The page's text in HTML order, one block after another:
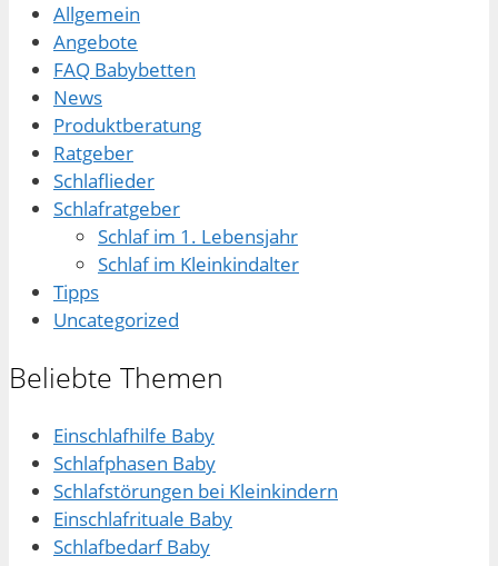
Allgemein
Angebote
FAQ Babybetten
News
Produktberatung
Ratgeber
Schlaflieder
Schlafratgeber
Schlaf im 1. Lebensjahr
Schlaf im Kleinkindalter
Tipps
Uncategorized
Beliebte Themen
Einschlafhilfe Baby
Schlafphasen Baby
Schlafstörungen bei Kleinkindern
Einschlafrituale Baby
Schlafbedarf Baby